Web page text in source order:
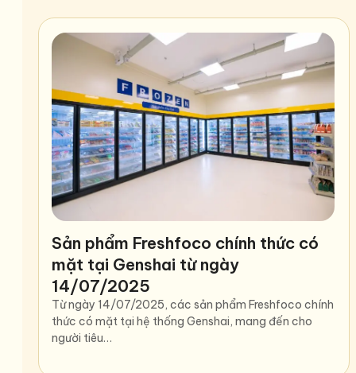
Sản phẩm Freshfoco chính thức có
mặt tại Genshai từ ngày
14/07/2025
Từ ngày 14/07/2025, các sản phẩm Freshfoco chính
thức có mặt tại hệ thống Genshai, mang đến cho
người tiêu…